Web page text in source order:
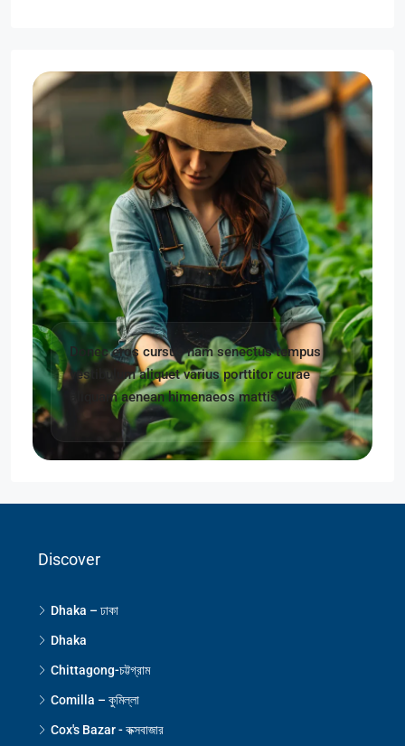
Donec eros cursus nam senectus tempus
vestibulum aliquet varius porttitor curae
aliquam aenean himenaeos mattis
Discover
Dhaka – ঢাকা
Dhaka
Chittagong-চট্টগ্রাম
Comilla – কুমিল্লা
Cox's Bazar - কক্সবাজার